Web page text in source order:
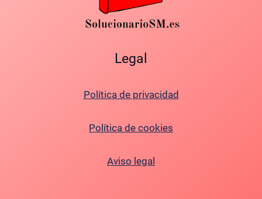
Legal
Política de privacidad
Política de cookies
Aviso legal